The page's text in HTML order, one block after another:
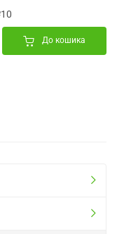
До кошика